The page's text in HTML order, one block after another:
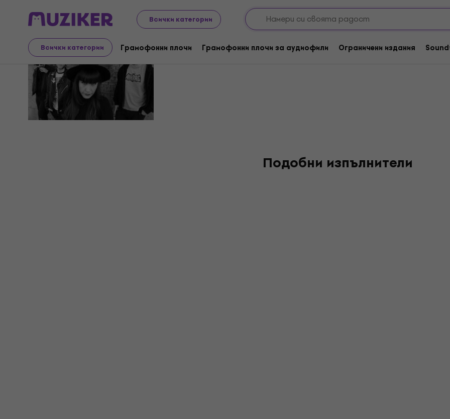
Всички категории
Всички категории Грамофонни плочи Грамофонни плочи за аудиофили Ограничени издания
Barrenfields
Подобни изпълнители